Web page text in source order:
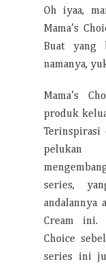
Oh iyaa,
Mama’s
Buat yang
namanya,
Mama’s
produk
Terinspirasi
pelukan
series,
andalannya
Cream ini.
Choice
series ini